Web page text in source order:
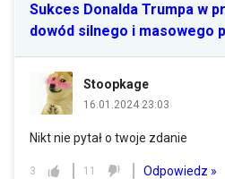
Sukces Donalda Trumpa w
dowód silnego i masowego
Stoopkage
16.01.2024 23:03
Nikt nie pytał o twoje zdanie
3 11 Odpowiedz »